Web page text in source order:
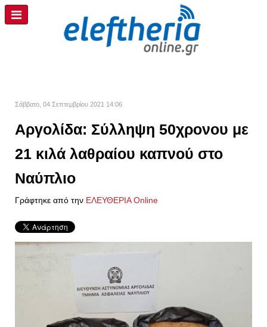
Σάββατο, 04 Σεπτεμβρίου 2021 14:06
Αργολίδα: Σύλληψη 50χρονου με
21 κιλά λαθραίου καπνού στο
Ναύπλιο
Γράφτηκε από την ΕΛΕΥΘΕΡΙΑ Online